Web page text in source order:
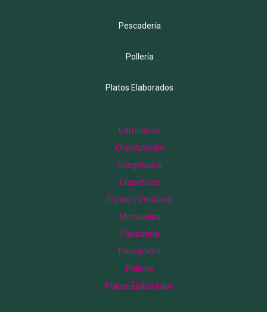
Pescadería
Pollería
Platos Elaborados
Carnicerías
Charcuterías
Congelados
Encurtidos
Frutas y Verduras
Menuceles
Panadería
Pescadería
Pollería
Platos Elaborados